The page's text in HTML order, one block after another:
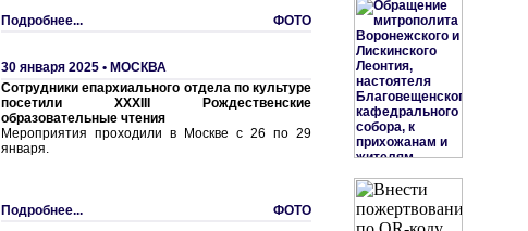
Подробнее... ФОТО
30 января 2025 • МОСКВА
Сотрудники епархиального отдела по культуре
посетили XXXIII Рождественские
образовательные чтения
Мероприятия проходили в Москве с 26 по 29
января.
Подробнее... ФОТО